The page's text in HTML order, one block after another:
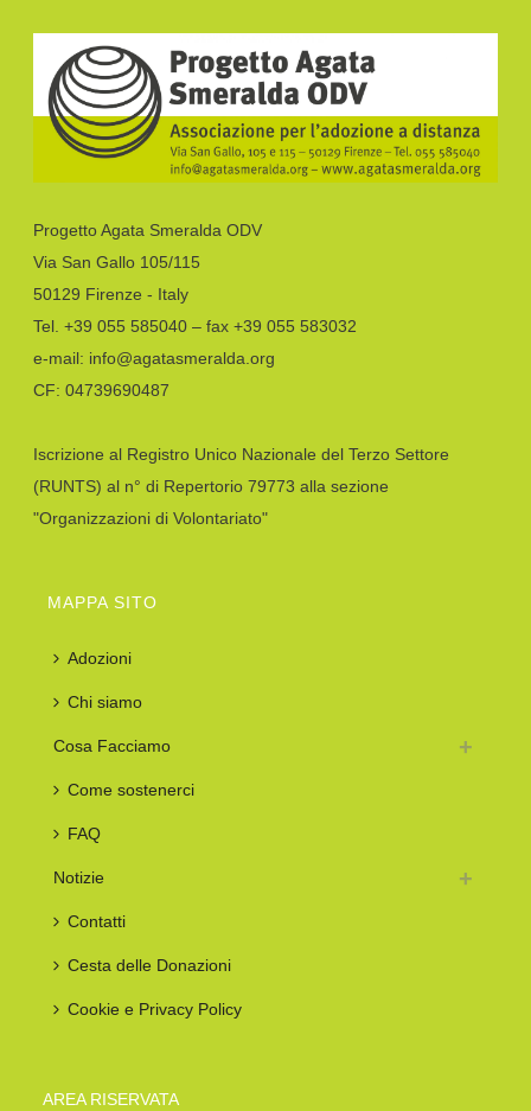
Progetto Agata Smeralda ODV
Via San Gallo 105/115
50129 Firenze - Italy
Tel. +39 055 585040 – fax +39 055 583032
e-mail: info@agatasmeralda.org
CF: 04739690487
Iscrizione al Registro Unico Nazionale del Terzo Settore
(RUNTS) al n° di Repertorio 79773 alla sezione
"Organizzazioni di Volontariato"
MAPPA SITO
Adozioni
Chi siamo
Cosa Facciamo
Come sostenerci
FAQ
Notizie
Contatti
Cesta delle Donazioni
Cookie e Privacy Policy
AREA RISERVATA